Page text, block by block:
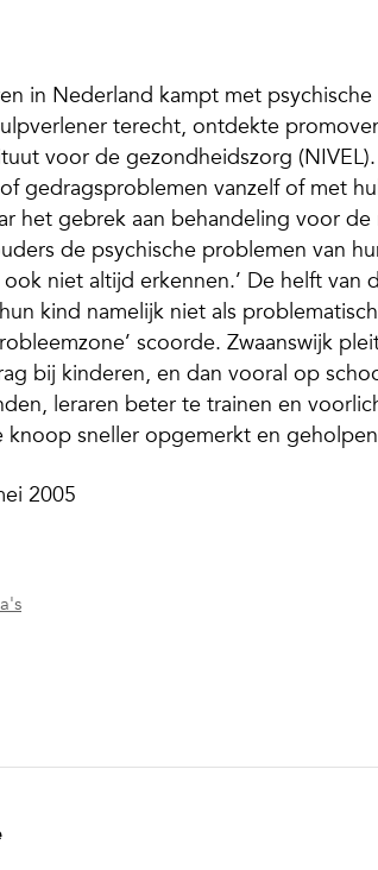
in Nederland kampt met
terecht, ontdekte
voor de gezondheidszorg
gedragsproblemen vanzelf of met
het gebrek aan behandeling voor
de psychische problemen van
niet altijd erkennen.’ De helft van
kind namelijk niet als
scoorde. Zwaanswijk
bij kinderen, en dan vooral op
leraren beter te trainen en
sneller opgemerkt en
2005